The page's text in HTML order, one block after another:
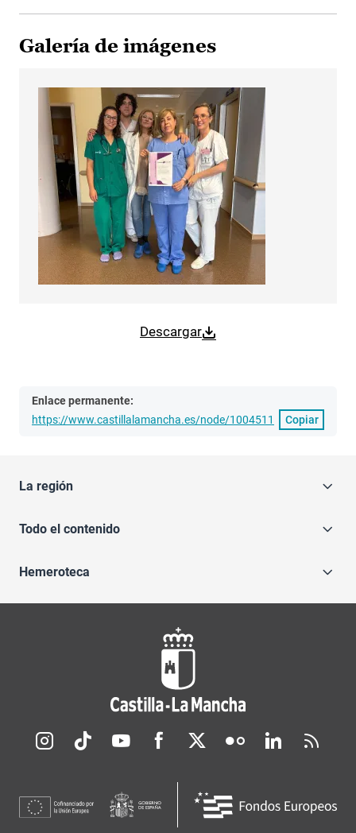
Galería de imágenes
Descargar
Enlace permanente:
https://www.castillalamancha.es/node/1004511
Copiar
La región
Todo el contenido
Hemeroteca
Redes sociales JCCM